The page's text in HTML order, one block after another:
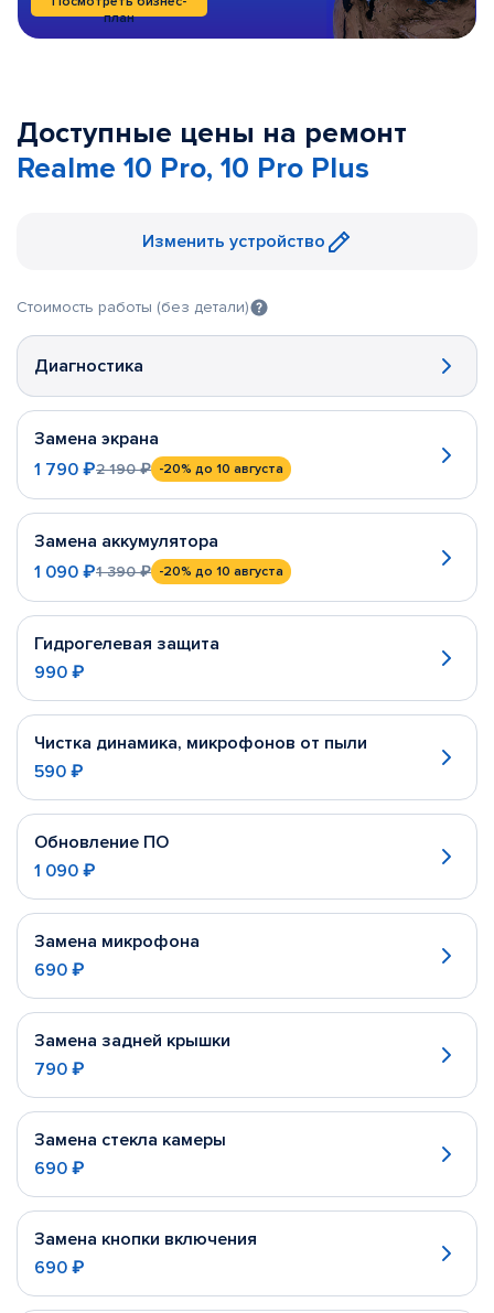
план
Доступные цены на ремонт
Realme 10 Pro, 10 Pro Plus
Изменить устройство
Стоимость работы (без детали)
Диагностика
Замена экрана
1 790 ₽2 190 ₽ -20% до 10 августа
Замена аккумулятора
1 090 ₽1 390 ₽ -20% до 10 августа
Гидрогелевая защита
990 ₽
Чистка динамика, микрофонов от пыли
590 ₽
Обновление ПО
1 090 ₽
Замена микрофона
690 ₽
Замена задней крышки
790 ₽
Замена стекла камеры
690 ₽
Замена кнопки включения
690 ₽